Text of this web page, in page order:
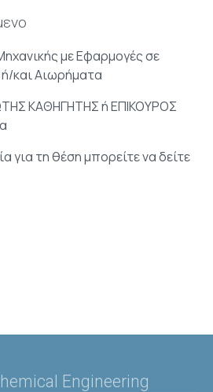
με Εφαρμογές σε
και Αιωρήματα
ΚΑΘΗΓΗΤΗΣ ή ΕΠΙΚΟΥΡΟΣ
για τη θέση μπορείτε να δείτε
Engineering